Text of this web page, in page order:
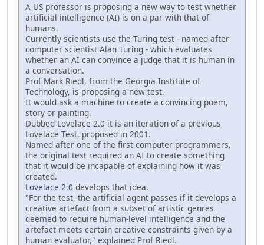
A US professor is proposing a new way to test whether
artificial intelligence (AI) is on a par with that of
humans.
Currently scientists use the Turing test - named after
computer scientist Alan Turing - which evaluates
whether an AI can convince a judge that it is human in
a conversation.
Prof Mark Riedl, from the Georgia Institute of
Technology, is proposing a new test.
It would ask a machine to create a convincing poem,
story or painting.
Dubbed Lovelace 2.0 it is an iteration of a previous
Lovelace Test, proposed in 2001.
Named after one of the first computer programmers,
the original test required an AI to create something
that it would be incapable of explaining how it was
created.
Lovelace 2.0 develops that idea.
"For the test, the artificial agent passes if it develops a
creative artefact from a subset of artistic genres
deemed to require human-level intelligence and the
artefact meets certain creative constraints given by a
human evaluator," explained Prof Riedl.